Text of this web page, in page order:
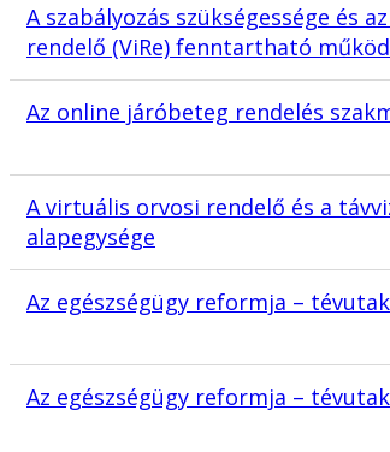
A szabályozás szükségessége és
rendelő (ViRe) fenntartható
Az online járóbeteg rendelés
A virtuális orvosi rendelő és a
alapegysége
Az egészségügy reformja –
Az egészségügy reformja –